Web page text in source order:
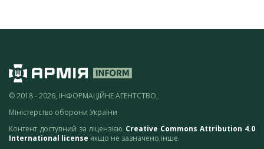
© 2018 - 2026, ІНФОРМАЦІЙНЕ АГЕНТСТВО,
Міністерство оборони України
Контент доступний за ліцензією Creative Commons Attribution 4.0
International license якщо не зазначено інше.